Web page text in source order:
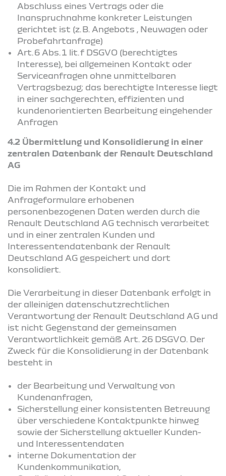
Abschluss eines Vertrags oder die
Inanspruchnahme konkreter Leistungen
gerichtet ist (z. B. Angebots , Neuwagen oder
Probefahrtanfrage)
Art. 6 Abs. 1 lit. f DSGVO (berechtigtes
Interesse), bei allgemeinen Kontakt oder
Serviceanfragen ohne unmittelbaren
Vertragsbezug; das berechtigte Interesse liegt
in einer sachgerechten, effizienten und
kundenorientierten Bearbeitung eingehender
Anfragen
4.2 Übermittlung und Konsolidierung in einer
zentralen Datenbank der Renault Deutschland
AG
Die im Rahmen der Kontakt und
Anfrageformulare erhobenen
personenbezogenen Daten werden durch die
Renault Deutschland AG technisch verarbeitet
und in einer zentralen Kunden und
Interessentendatenbank der Renault
Deutschland AG gespeichert und dort
konsolidiert.
Die Verarbeitung in dieser Datenbank erfolgt in
der alleinigen datenschutzrechtlichen
Verantwortung der Renault Deutschland AG und
ist nicht Gegenstand der gemeinsamen
Verantwortlichkeit gemäß Art. 26 DSGVO. Der
Zweck für die Konsolidierung in der Datenbank
besteht in
der Bearbeitung und Verwaltung von
Kundenanfragen,
Sicherstellung einer konsistenten Betreuung
über verschiedene Kontaktpunkte hinweg
sowie der Sicherstellung aktueller Kunden-
und Interessentendaten
interne Dokumentation der
Kundenkommunikation,